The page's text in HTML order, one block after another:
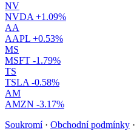
NV
NVDA +1.09%
AA
AAPL +0.53%
MS
MSFT -1.79%
TS
TSLA -0.58%
AM
AMZN -3.17%
Soukromí · Obchodní podmínky ·